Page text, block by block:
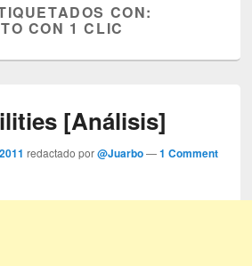
CON:
CON 1 CLIC
[Análisis]
redactado por@Juarbo —1 Comment